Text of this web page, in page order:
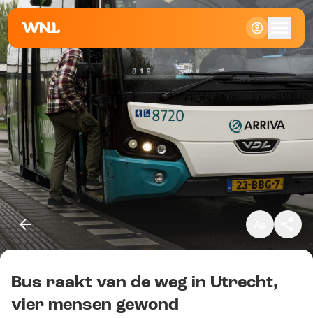
Standaard
Groot
Kopieer link
Bus raakt van de weg in Utrecht,
vier mensen gewond